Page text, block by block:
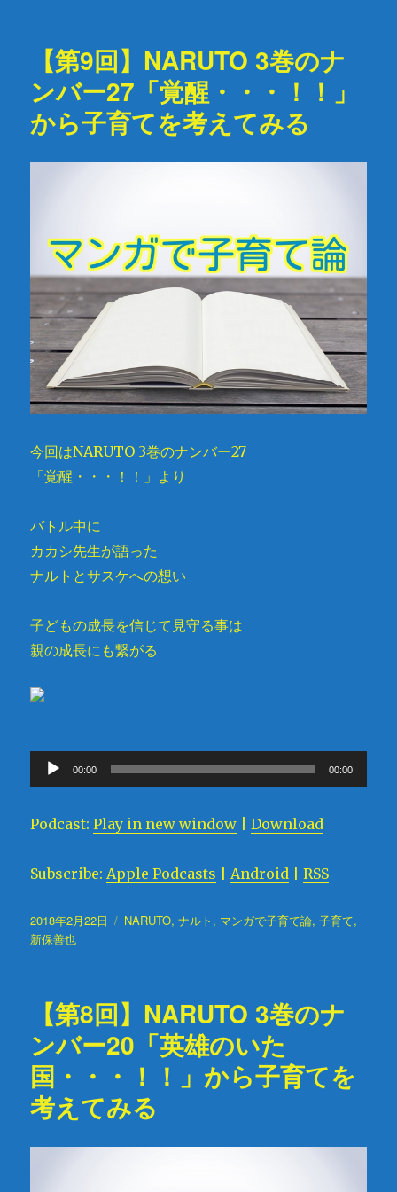
【第9回】NARUTO 3巻のナ
ンバー27「覚醒・・・！！」
から子育てを考えてみる
今回はNARUTO 3巻のナンバー27
「覚醒・・・！！」より
バトル中に
カカシ先生が語った
ナルトとサスケへの想い
子どもの成長を信じて見守る事は
親の成長にも繋がる
声
00:00 00:00
Podcast:Play in new window |Download
Subscribe:Apple Podcasts |Android |RSS
投
稿
2018年2月22日
タ
NARUTO,ナルト , マンガで子育て論,子育て,
新保善也
【第8回】NARUTO 3巻のナ
ンバー20「英雄のいた
国・・・！！」から子育てを
考えてみる